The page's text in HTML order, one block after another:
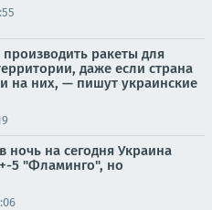
ракеты для
даже если страна
на них, — пишут украинские
ночь на сегодня Украина
5 "Фламинго", но